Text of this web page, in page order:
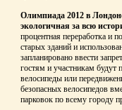
Олимпиада 2012 в
экологичная за всю
процентная переработка и
старых зданий и
запланировано ввести
гостям и участникам будут
велосипеды или
безопасных велосипедов
парковок по всему городу